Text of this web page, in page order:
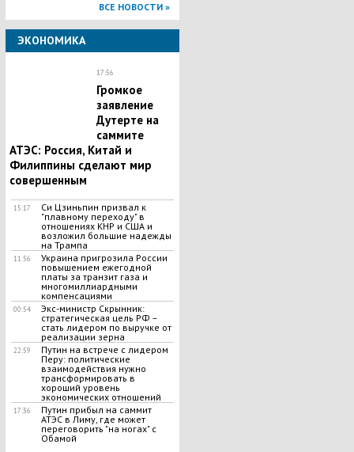
ВСЕ НОВОСТИ »
ЭКОНОМИКА
17:56
Громкое
заявление
Дутерте на
саммите
АТЭС: Россия, Китай и
Филиппины сделают мир
совершенным
15:17
Си Цзиньпин призвал к
"плавному переходу" в
отношениях КНР и США и
возложил большие надежды
на Трампа
11:56
Украина пригрозила России
повышением ежегодной
платы за транзит газа и
многомиллиардными
компенсациями
00:54
Экс-министр Скрынник:
стратегическая цель РФ –
стать лидером по выручке от
реализации зерна
22:59
Путин на встрече с лидером
Перу: политические
взаимодействия нужно
трансформировать в
хороший уровень
экономических отношений
17:36
Путин прибыл на саммит
АТЭС в Лиму, где может
переговорить "на ногах" с
Обамой